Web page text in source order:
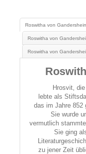
Vorstellung der
Bildergalerie
Verpflegung
Sprachzertifikate
SEKUNDARSTUFE I
SEKUNDARSTUFE II
Einführungsphase
Qualifikationsphase
Studium
Roswitha von
Roswitha von
Roswitha von
Hrosvit,
lebte als
das im Jahre 852
Sie wurde
vermutlich
Sie ging
zu jener Zeit